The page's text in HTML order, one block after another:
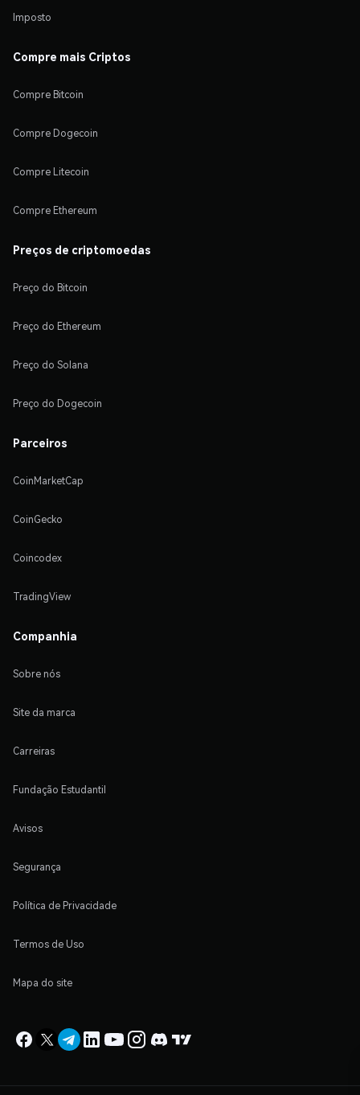
Imposto
Compre mais Criptos
Compre Bitcoin
Compre Dogecoin
Compre Litecoin
Compre Ethereum
Preços de criptomoedas
Preço do Bitcoin
Preço do Ethereum
Preço do Solana
Preço do Dogecoin
Parceiros
CoinMarketCap
CoinGecko
Coincodex
TradingView
Companhia
Sobre nós
Site da marca
Carreiras
Fundação Estudantil
Avisos
Segurança
Política de Privacidade
Termos de Uso
Mapa do site